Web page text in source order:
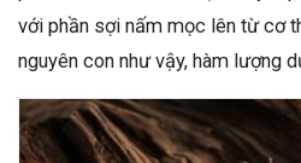
với phần sợi nấm mọc lên từ cơ
nguyên con như vậy, hàm lượng